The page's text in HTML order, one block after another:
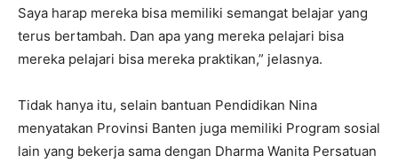
Saya harap mereka bisa memiliki semangat belajar yang
terus bertambah. Dan apa yang mereka pelajari bisa
mereka pelajari bisa mereka praktikan,” jelasnya.
Tidak hanya itu, selain bantuan Pendidikan Nina
menyatakan Provinsi Banten juga memiliki Program sosial
lain yang bekerja sama dengan Dharma Wanita Persatuan